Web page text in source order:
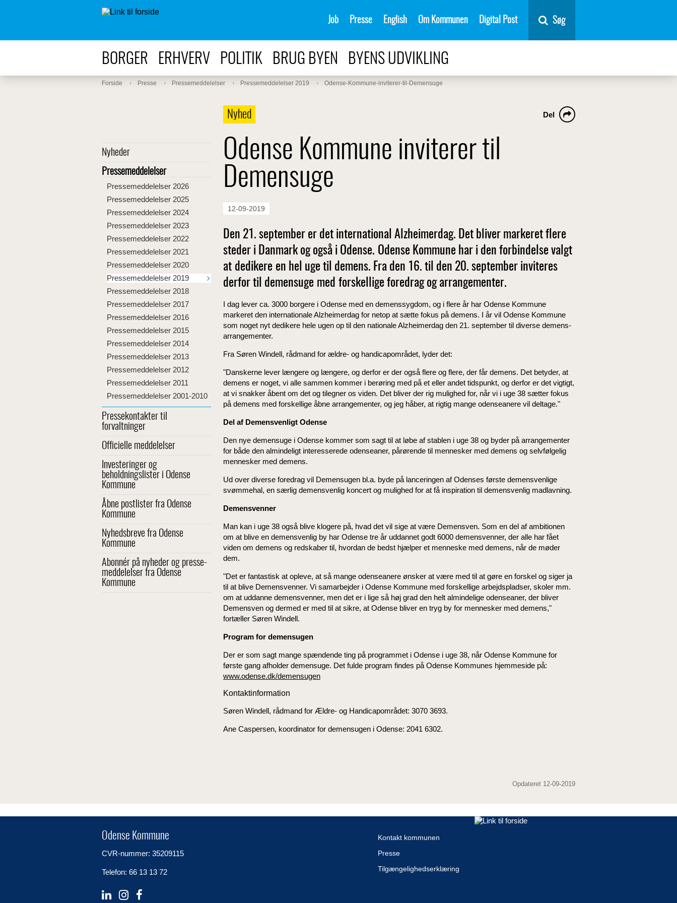
Job Presse English Om Kommunen Digital Post Søg
BORGER ERHVERV POLITIK BRUG BYEN BYENS UDVIKLING
Forside Presse Pressemeddelelser Pressemeddelelser 2019 Odense-Kommune-inviterer-til-Demensuge
Nyheder
Pressemeddelelser
Pressemeddelelser 2026
Pressemeddelelser 2025
Pressemeddelelser 2024
Pressemeddelelser 2023
Pressemeddelelser 2022
Pressemeddelelser 2021
Pressemeddelelser 2020
Pressemeddelelser 2019
Pressemeddelelser 2018
Pressemeddelelser 2017
Pressemeddelelser 2016
Pressemeddelelser 2015
Pressemeddelelser 2014
Pressemeddelelser 2013
Pressemeddelelser 2012
Pressemeddelelser 2011
Pressemeddelelser 2001-2010
Pressekontakter til
forvaltninger
Officielle meddelelser
Investeringer og
beholdningslister i Odense
Kommune
Åbne postlister fra Odense
Kommune
Nyhedsbreve fra Odense
Kommune
Abonnér på nyheder og presse-
meddelelser fra Odense
Kommune
Nyhed
Odense Kommune inviterer til
Demensuge
Del
12-09-2019
Den 21. september er det international Alzheimerdag. Det bliver markeret flere
steder i Danmark og også i Odense. Odense Kommune har i den forbindelse valgt
at dedikere en hel uge til demens. Fra den 16. til den 20. september inviteres
derfor til demensuge med forskellige foredrag og arrangementer.
I dag lever ca. 3000 borgere i Odense med en demenssygdom, og i flere år har Odense Kommune
markeret den internationale Alzheimerdag for netop at sætte fokus på demens. I år vil Odense Kommune
som noget nyt dedikere hele ugen op til den nationale Alzheimerdag den 21. september til diverse demens-
arrangementer.
Fra Søren Windell, rådmand for ældre- og handicapområdet, lyder det:
"Danskerne lever længere og længere, og derfor er der også flere og flere, der får demens. Det betyder, at
demens er noget, vi alle sammen kommer i berøring med på et eller andet tidspunkt, og derfor er det vigtigt,
at vi snakker åbent om det og tilegner os viden. Det bliver der rig mulighed for, når vi i uge 38 sætter fokus
på demens med forskellige åbne arrangementer, og jeg håber, at rigtig mange odenseanere vil deltage."
Del af Demensvenligt Odense
Den nye demensuge i Odense kommer som sagt til at løbe af stablen i uge 38 og byder på arrangementer
for både den almindeligt interesserede odenseaner, pårørende til mennesker med demens og selvfølgelig
mennesker med demens.
Ud over diverse foredrag vil Demensugen bl.a. byde på lanceringen af Odenses første demensvenlige
svømmehal, en særlig demensvenlig koncert og mulighed for at få inspiration til demensvenlig madlavning.
Demensvenner
Man kan i uge 38 også blive klogere på, hvad det vil sige at være Demensven. Som en del af ambitionen
om at blive en demensvenlig by har Odense tre år uddannet godt 6000 demensvenner, der alle har fået
viden om demens og redskaber til, hvordan de bedst hjælper et menneske med demens, når de møder
dem.
"Det er fantastisk at opleve, at så mange odenseanere ønsker at være med til at gøre en forskel og siger ja
til at blive Demensvenner. Vi samarbejder i Odense Kommune med forskellige arbejdspladser, skoler mm.
om at uddanne demensvenner, men det er i lige så høj grad den helt almindelige odenseaner, der bliver
Demensven og dermed er med til at sikre, at Odense bliver en tryg by for mennesker med demens,"
fortæller Søren Windell.
Program for demensugen
Der er som sagt mange spændende ting på programmet i Odense i uge 38, når Odense Kommune for
første gang afholder demensuge. Det fulde program findes på Odense Kommunes hjemmeside på:
www.odense.dk/demensugen
Kontaktinformation
Søren Windell, rådmand for Ældre- og Handicapområdet: 3070 3693.
Ane Caspersen, koordinator for demensugen i Odense: 2041 6302.
Opdateret 12-09-2019
Odense Kommune
CVR-nummer: 35209115
Telefon: 66 13 13 72
Kontakt kommunen
Presse
Tilgængelighedserklæring